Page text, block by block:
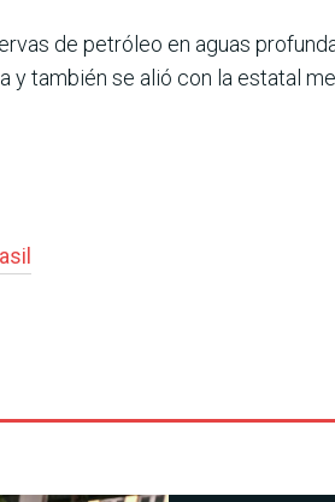
de petróleo en aguas
y también se alió con la estatal